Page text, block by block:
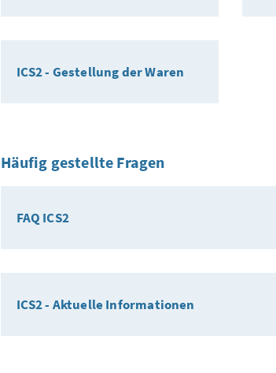
ICS2 - Gestellung der Waren
Häufig gestellte Fragen
FAQ ICS2
ICS2 - Aktuelle Informationen